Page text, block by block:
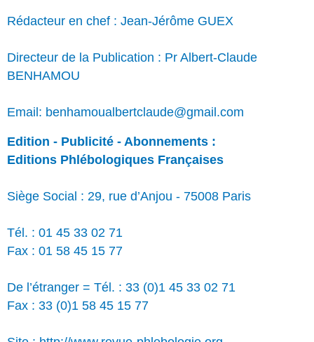
Rédacteur en chef : Jean-Jérôme GUEX
Directeur de la Publication : Pr Albert-Claude
BENHAMOU
Email: benhamoualbertclaude@gmail.com
Edition - Publicité - Abonnements :
Editions Phlébologiques Françaises
Siège Social : 29, rue d’Anjou - 75008 Paris
Tél. : 01 45 33 02 71
Fax : 01 58 45 15 77
De l’étranger = Tél. : 33 (0)1 45 33 02 71
Fax : 33 (0)1 58 45 15 77